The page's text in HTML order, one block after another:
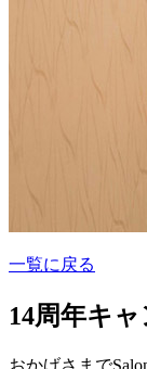
一覧に戻る
14周年キ
おかげさまで